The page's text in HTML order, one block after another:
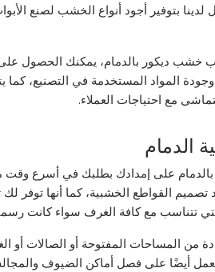
بتوفير أجود أنواع الخشب لصنع
خشب ديكور بالدمام، يمكنك الحصول
المواد المستخدمة في التصنيع، كما
مع احتياجات العملاء.
الدمام
على إمدادك بطلبك في أسرع وقت
القواطع الخشبية، كما أنها توفر
تتناسب مع كافة الغرف سواء كانت
من المساحات المفتوحة أو الصالات
أيضًا على فصل أماكن الضيوف